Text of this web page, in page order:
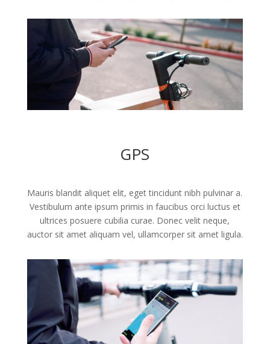
GPS
Mauris blandit aliquet elit, eget tincidunt nibh pulvinar a.
Vestibulum ante ipsum primis in faucibus orci luctus et
ultrices posuere cubilia curae. Donec velit neque,
auctor sit amet aliquam vel, ullamcorper sit amet ligula.